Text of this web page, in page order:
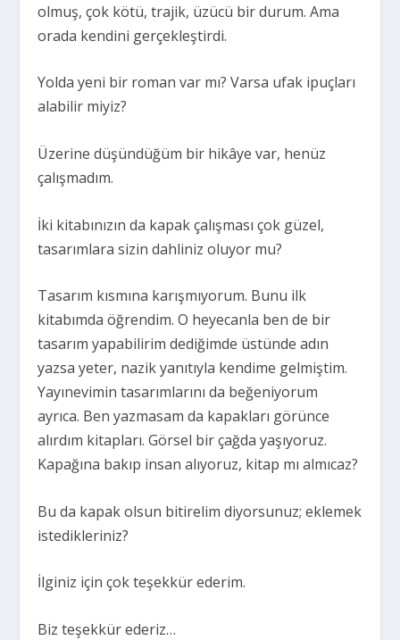
olmuş, çok kötü, trajik, üzücü bir durum. Ama
orada kendini gerçekleştirdi.
Yolda yeni bir roman var mı? Varsa ufak ipuçları
alabilir miyiz?
Üzerine düşündüğüm bir hikâye var, henüz
çalışmadım.
İki kitabınızın da kapak çalışması çok güzel,
tasarımlara sizin dahliniz oluyor mu?
Tasarım kısmına karışmıyorum. Bunu ilk
kitabımda öğrendim. O heyecanla ben de bir
tasarım yapabilirim dediğimde üstünde adın
yazsa yeter, nazik yanıtıyla kendime gelmiştim.
Yayınevimin tasarımlarını da beğeniyorum
ayrıca. Ben yazmasam da kapakları görünce
alırdım kitapları. Görsel bir çağda yaşıyoruz.
Kapağına bakıp insan alıyoruz, kitap mı almıcaz?
Bu da kapak olsun bitirelim diyorsunuz; eklemek
istedikleriniz?
İlginiz için çok teşekkür ederim.
Biz teşekkür ederiz…